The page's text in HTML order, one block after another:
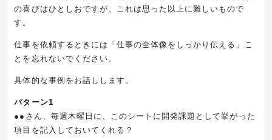
の喜びはひとしおですが、これは思った以上に難しいもので
す。
仕事を依頼するときには「仕事の全体像をしっかり伝える」こ
とを忘れないでください。
具体的な事例をお話しします。
パターン1
●●さん、毎週木曜日に、このシートに開発課題として挙がった
項目を記入しておいてくれる？